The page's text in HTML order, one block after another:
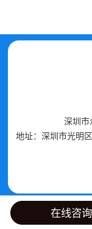
深圳市
地址：深圳市光明
首页
在线咨询